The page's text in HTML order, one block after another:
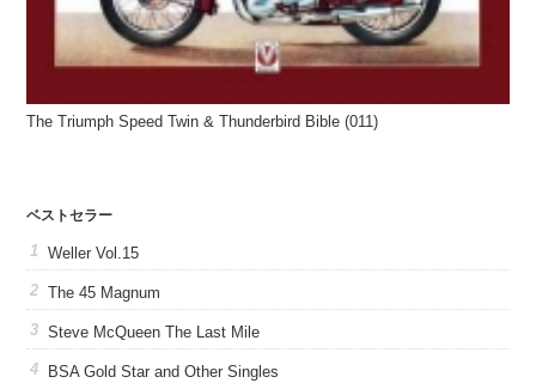
The Triumph Speed Twin & Thunderbird Bible (011)
ベストセラー
Weller Vol.15
The 45 Magnum
Steve McQueen The Last Mile
BSA Gold Star and Other Singles